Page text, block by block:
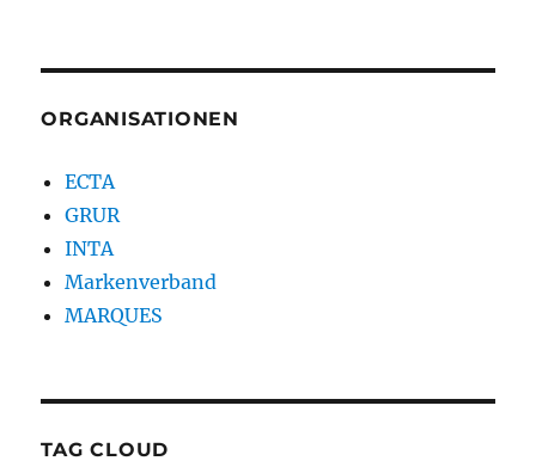
ORGANISATIONEN
ECTA
GRUR
INTA
Markenverband
MARQUES
TAG CLOUD